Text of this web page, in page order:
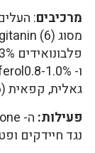
מרכיבים
גאלית, קפאית (6)
פעילות:
נגד חיידקים